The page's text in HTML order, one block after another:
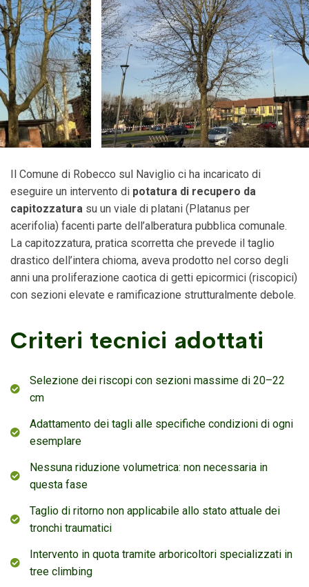
Il Comune di Robecco sul Naviglio ci ha incaricato di
eseguire un intervento di potatura di recupero da
capitozzatura su un viale di platani (Platanus per
acerifolia) facenti parte dell’alberatura pubblica comunale.
La capitozzatura, pratica scorretta che prevede il taglio
drastico dell’intera chioma, aveva prodotto nel corso degli
anni una proliferazione caotica di getti epicormici (riscopici)
con sezioni elevate e ramificazione strutturalmente debole.
Criteri tecnici adottati
Selezione dei riscopi con sezioni massime di 20–22
cm
Adattamento dei tagli alle specifiche condizioni di ogni
esemplare
Nessuna riduzione volumetrica: non necessaria in
questa fase
Taglio di ritorno non applicabile allo stato attuale dei
tronchi traumatici
Intervento in quota tramite arboricoltori specializzati in
tree climbing